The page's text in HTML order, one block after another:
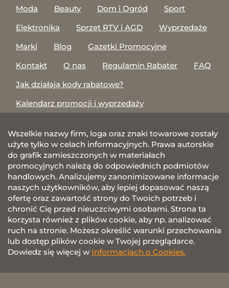
Moda Beauty Dom i Ogród
Sport
Elektronika
Sprzęt RTV i AGD
Wyprzedaże
Marki
Blog
Gazetki Promocyjne
Kontakt
O nas Regulamin Rabater
FAQ
Jak działają kody rabatowe?
Kalendarz promocji i wyprzedaży
Wszelkie nazwy firm, loga oraz znaki towarowe zostały
użyte tylko w celach informacyjnych. Prawa autorskie
do grafik zamieszczonych w materiałach
promocyjnych należą do odpowiednich podmiotów
handlowych. Analizujemy zanonimizowane informacje
naszych użytkowników, aby lepiej dopasować naszą
ofertę oraz zawartość strony do Twoich potrzeb i
chronić Cię przed nieuczciwymi osobami. Strona ta
korzysta również z plików cookie, aby np. analizować
ruch na stronie. Możesz określić warunki przechowania
lub dostęp plików cookie w Twojej przeglądarce.
Dowiedz się więcej w Informacjach o Cookies.